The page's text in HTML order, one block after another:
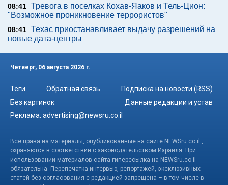
08:41 Тревога в поселках Кохав-Яаков и Тель-Цион:
"Возможное проникновение террористов"
08:41 Техас приостанавливает выдачу разрешений на
новые дата-центры
Четверг, 06 августа 2026 г.
Теги Обратная связь
Подписка на новости (RSS)
Без картинок
Данные редакции и устав
Реклама: advertising@newsru.co.il
Все права на материалы, опубликованные на сайте NEWSru.co.il ,
охраняются в соответствии с законодательством Израиля. При
использовании материалов сайта гиперссылка на NEWSru.co.il
обязательна. Перепечатка интервью, репортажей, эксклюзивных
статей без согласования с редакцией запрещена – в том числе в